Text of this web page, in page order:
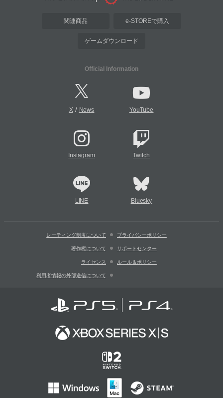
関連商品 e-STOREで購入
ゲームダウンロード
Official Information
X/ News YouTube
Instagram Twitch
LINE Bluesky
レーティング制度について プライバシーポリシー
著作権について サポートセンター
ライセンス ルール＆ポリシー
利用者情報の外部送信について